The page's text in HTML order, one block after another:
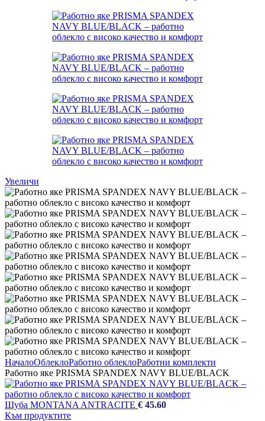
Увеличи
НачалоОблеклоРаботно облеклоРаботни комплекти
Работно яке PRISMA SPANDEX NAVY BLUE/BLACK
Шуба MONTANA ANTRACITE € 45.60
Към продуктите